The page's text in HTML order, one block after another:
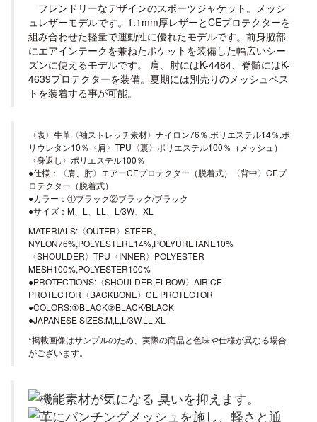
フレンドリーなデザインのスポーツジャケット。メッシ
ュレザーモデルです。1.1mm厚レザーとCEプロテクターを
組み合わせた軽量で運動性に優れたモデルです。前身脇部
にエアインテークを兼ねたポケットを装備した幅広いシー
ズンに使えるモデルです。 肩、肘にはK-4464、脊髄にはK-
4639プロテクターを装備。夏期には別売りのメッシュベス
トを装着する事が可能。
〈表〉牛革〈袖ストレッチ素材〉ナイロン76％,ポリエステル14％,ポ
リウレタン10％〈肩〉TPU〈裏〉ポリエステル100％（メッシュ）
〈身返し〉ポリエステル100％
●仕様：〈肩、肘〉エアーCEプロテクター（脱着式）〈背中〉CEプ
ロテクター（脱着式）
●カラー：①ブラック②ブラック/ブラック
●サイズ：M、L、LL、L/3W、XL
MATERIALS:〈OUTER〉STEER、
NYLON76%,POLYESTERE14%,POLYURETANE10%
〈SHOULDER〉TPU〈INNER〉POLYESTER
MESH100%,POLYESTER100%
●PROTECTIONS:〈SHOULDER,ELBOW〉AIR CE
PROTECTOR〈BACKBONE〉CE PROTECTOR
●COLORS:①BLACK②BLACK/BLACK
●JAPANESE SIZES:M,L,L/3W,LL,XL
*掲載画像はサンプルのため、実際の商品と色味や仕様が異なる場合
がございます。